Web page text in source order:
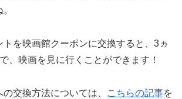
を映画館クーポンに交換すると、3ヵ
、映画を見に行くことができます！
交換方法については、 こちらの記事を